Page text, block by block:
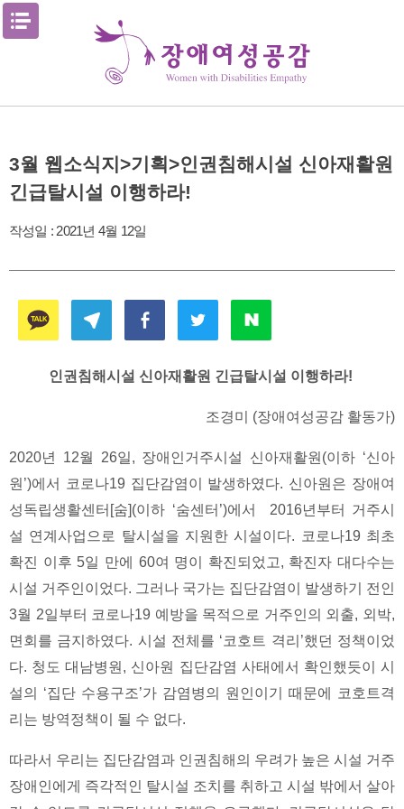
Skip
3월 웹소식지>기획>인권침해시설 신아재활원
긴급탈시설 이행하라!
작성일 : 2021년 4월 12일
인권침해시설 신아재활원 긴급탈시설 이행하라!
조경미 (장애여성공감 활동가)
2020년 12월 26일, 장애인거주시설 신아재활원(이하 ‘신아
원’)에서 코로나19 집단감염이 발생하였다. 신아원은 장애여
성독립생활센터[숨](이하 ‘숨센터’)에서 2016년부터 거주시
설 연계사업으로 탈시설을 지원한 시설이다. 코로나19 최초
확진 이후 5일 만에 60여 명이 확진되었고, 확진자 대다수는
시설 거주인이었다. 그러나 국가는 집단감염이 발생하기 전인
3월 2일부터 코로나19 예방을 목적으로 거주인의 외출, 외박,
면회를 금지하였다. 시설 전체를 ‘코호트 격리’했던 정책이었
다. 청도 대남병원, 신아원 집단감염 사태에서 확인했듯이 시
설의 ‘집단 수용구조’가 감염병의 원인이기 때문에 코호트격
리는 방역정책이 될 수 없다.
따라서 우리는 집단감염과 인권침해의 우려가 높은 시설 거주
장애인에게 즉각적인 탈시설 조치를 취하고 시설 밖에서 살아